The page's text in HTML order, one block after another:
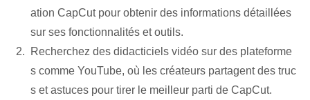
ation ⁣CapCut pour obtenir des informations détaillées⁢
sur ses fonctionnalités et ⁢outils.
Recherchez des didacticiels vidéo sur des plateforme
s comme YouTube, où les créateurs partagent des truc
s et astuces pour tirer le meilleur parti de CapCut.